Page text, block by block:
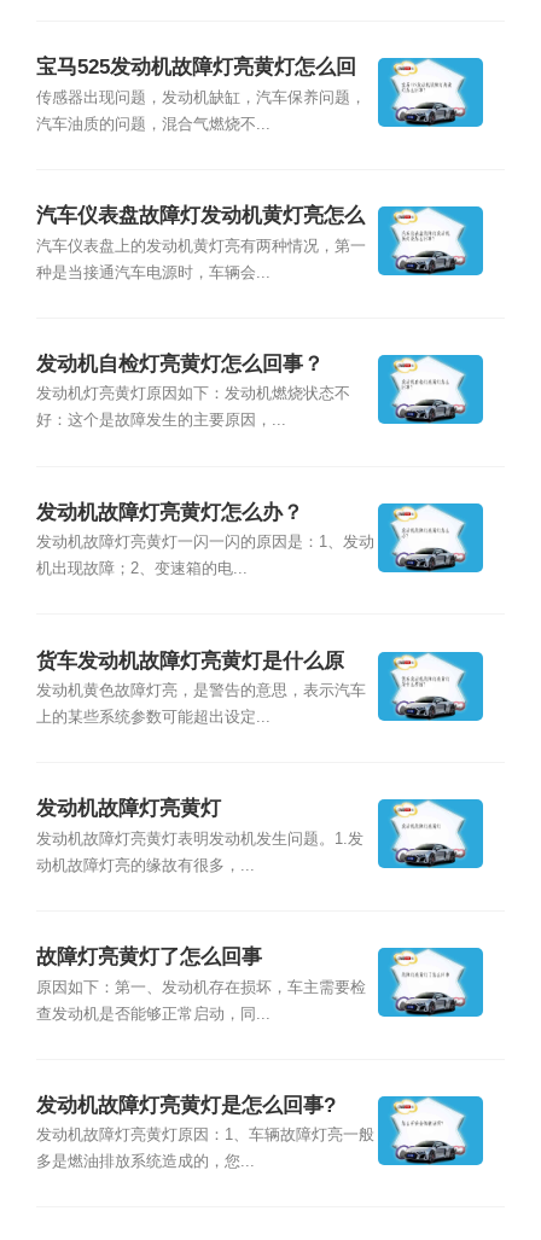
宝马525发动机故障灯亮黄灯怎么回
事？
传感器出现问题，发动机缺缸，汽车保养问题，
汽车油质的问题，混合气燃烧不...
汽车仪表盘故障灯发动机黄灯亮怎么
回事？
汽车仪表盘上的发动机黄灯亮有两种情况，第一
种是当接通汽车电源时，车辆会...
发动机自检灯亮黄灯怎么回事？
发动机灯亮黄灯原因如下：发动机燃烧状态不
好：这个是故障发生的主要原因，...
发动机故障灯亮黄灯怎么办？
发动机故障灯亮黄灯一闪一闪的原因是：1、发动
机出现故障；2、变速箱的电...
货车发动机故障灯亮黄灯是什么原
因？
发动机⻩⾊故障灯亮，是警告的意思，表示汽⻋
上的某些系统参数可能超出设定...
发动机故障灯亮黄灯
发动机故障灯亮黄灯表明发动机发生问题。1.发
动机故障灯亮的缘故有很多，...
故障灯亮黄灯了怎么回事
原因如下：第一、发动机存在损坏，车主需要检
查发动机是否能够正常启动，同...
发动机故障灯亮黄灯是怎么回事?
发动机故障灯亮黄灯原因：1、车辆故障灯亮一般
多是燃油排放系统造成的，您...